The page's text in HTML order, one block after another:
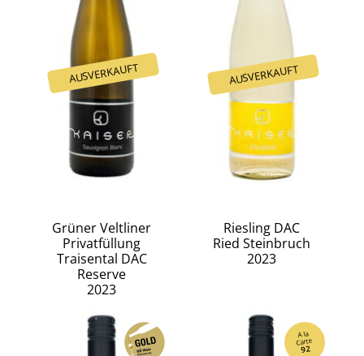
Grüner Veltliner
Privatfüllung
Traisental DAC
Reserve
2023
Riesling DAC
Ried Steinbruch
2023
A la
Carte
92